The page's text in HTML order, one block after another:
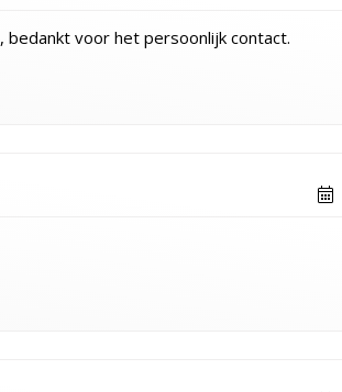
bedankt voor het persoonlijk contact.